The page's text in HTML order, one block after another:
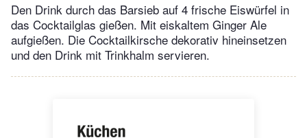
Den Drink durch das Barsieb auf 4 frische Eiswürfel in
das Cocktailglas gießen. Mit eiskaltem Ginger Ale
aufgießen. Die Cocktailkirsche dekorativ hineinsetzen
und den Drink mit Trinkhalm servieren.